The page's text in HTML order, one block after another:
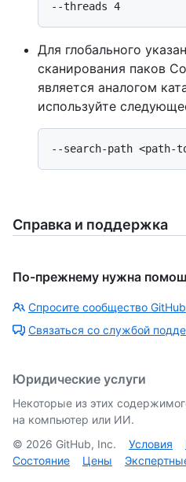
Для глобального
сканирования паков
является аналогом
используйте
Справка и поддержка
По-прежнему нужна
Спросите сообщество GitHub
Связаться со службой
Юридические услуги
Некоторые из этих
на компьютер или ИИ.
© 2026 GitHub, Inc. Условия
Состояние
Цены